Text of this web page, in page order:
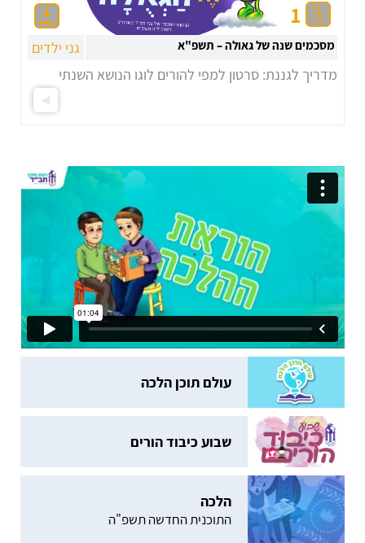
1
מסכמים שנה של גאולה – תשפ"א
גני ילדים
מדריך לגננת: סרטון למפי להורים לוגו הנושא השנתי
עולם תוכן הלכה
שבוע כיבוד הורים
הלכה
התוכנית החדשה תשפ"ה